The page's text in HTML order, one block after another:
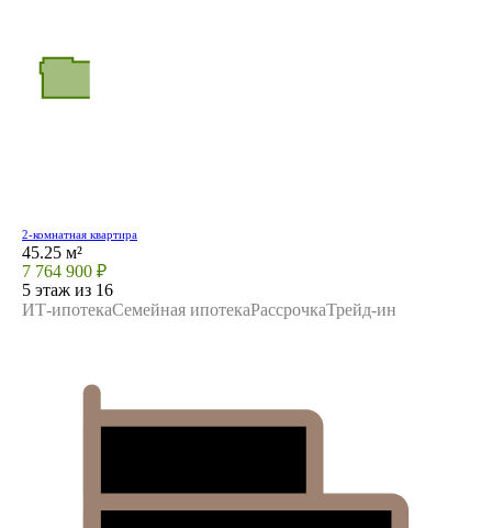
2-комнатная квартира
45.25 м²
7 764 900 ₽
5 этаж из 16
ИТ-ипотекаСемейная ипотекаРассрочкаТрейд-ин